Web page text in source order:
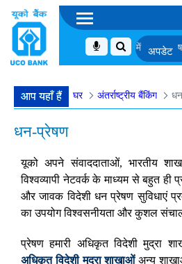
की सूची एमएमजीएस-II में डेटा विश्लेषक
आप यहाँ हैं घर अंतर्राष्ट्रीय बैंकिंग
धन-प्रेषण
यूको अपने संवाददाताओं, भारतीय
विश्वव्यापी नेटवर्क के माध्यम से बहुत ही
और जावक विदेशी धन प्रेषण सुविधाएं
का उपयोग विश्वसनीयता और कुशल
प्रेषण हमारी अधिकृत विदेशी मुद्रा
अधिकृत विदेशी मुद्रा शाखाओंअन्य